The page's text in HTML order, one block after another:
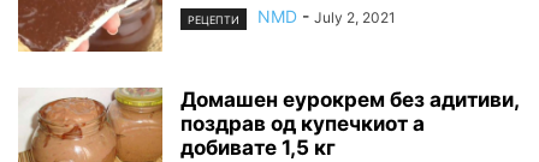
РЕЦЕПТИ NMD - July 2, 2021
Домашен еурокрем без адитиви,
поздрав од купечкиот а
добивате 1,5 кг